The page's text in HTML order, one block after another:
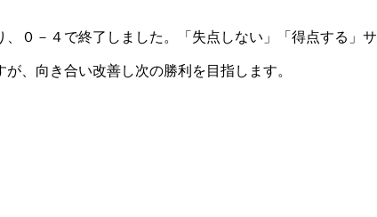
０－４で終了しました。「失点しない」「得点する」サ
、向き合い改善し次の勝利を目指します。